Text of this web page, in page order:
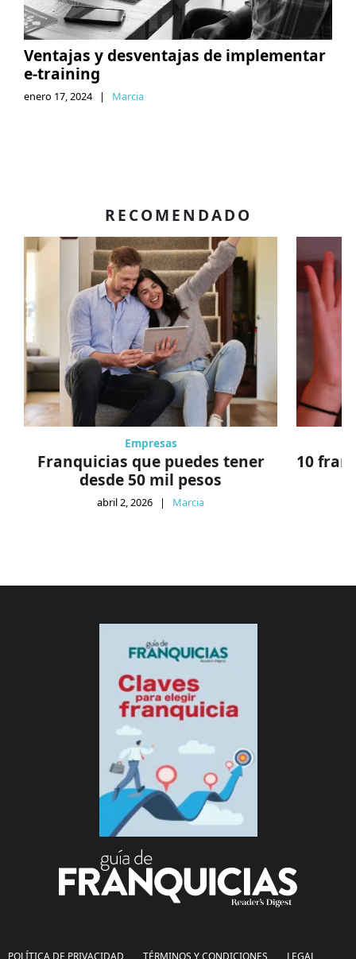
Ventajas y desventajas de implementar
e-training
enero 17, 2024 | Marcia
RECOMENDADO
Empresas
Franquicias que puedes tener
desde 50 mil pesos
abril 2, 2026 | Marcia
10
POLÍTICA DE PRIVACIDAD TÉRMINOS Y CONDICIONES LEGAL